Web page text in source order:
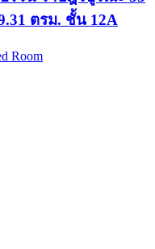
ตรม. ชั้น 12A
Room